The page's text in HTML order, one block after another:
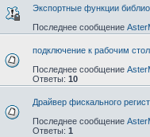
Экспортные функции
Последнее сообщение
подключение к рабочим
Последнее сообщение
Ответы: 10
Драйвер фискального
Последнее сообщение
Ответы: 1